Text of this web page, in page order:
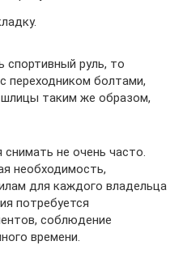
спортивный руль, то
переходником болтами,
шлицы таким же образом,
не очень часто.
необходимость,
для каждого владельца
потребуется
соблюдение
времени.